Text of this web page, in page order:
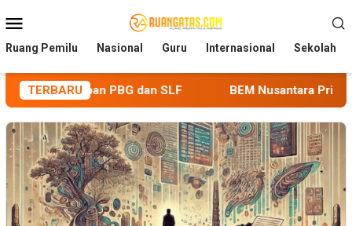
ke
kontenMobile
Ruang Pemilu Nasional Guru Internasional Sekolah
TERBARU
PBG dan SLF BEM Nusantara Priangan Timur